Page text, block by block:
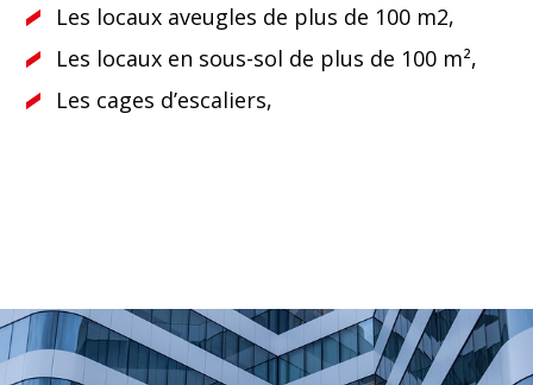
Les locaux aveugles de plus de 100 m2,
Les locaux en sous-sol de plus de 100 m²,
Les cages d’escaliers,